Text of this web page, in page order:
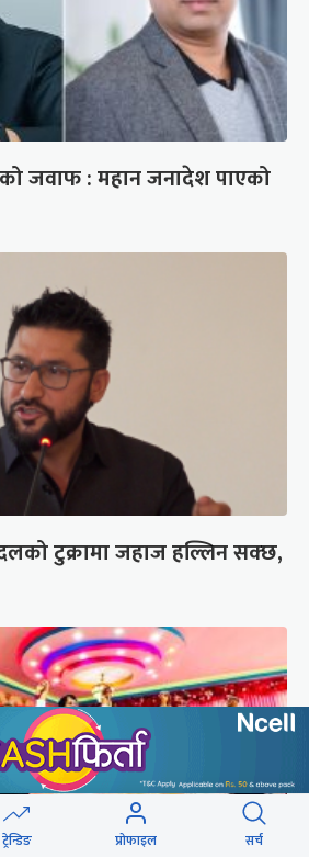
जवाफ : महान जनादेश पाएको
टुक्रामा जहाज हल्लिन सक्छ,
ट्रेन्डिङ प्रोफाइल सर्च